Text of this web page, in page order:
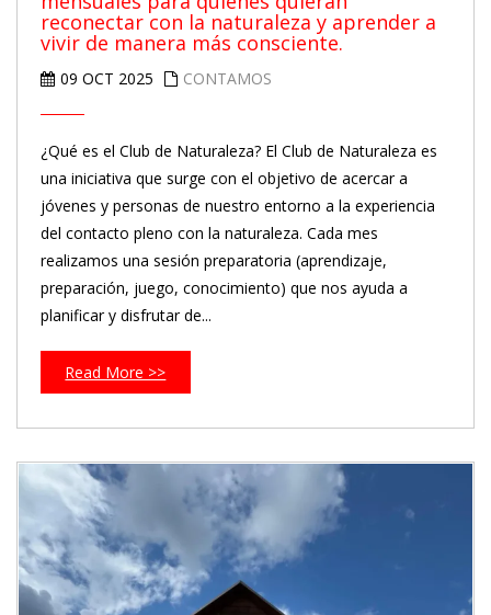
reconectar con la naturaleza y aprender a
vivir de manera más consciente.
09 OCT 2025 CONTAMOS
¿Qué es el Club de Naturaleza? El Club de Naturaleza es
una iniciativa que surge con el objetivo de acercar a
jóvenes y personas de nuestro entorno a la experiencia
del contacto pleno con la naturaleza. Cada mes
realizamos una sesión preparatoria (aprendizaje,
preparación, juego, conocimiento) que nos ayuda a
planificar y disfrutar de...
Read More >>